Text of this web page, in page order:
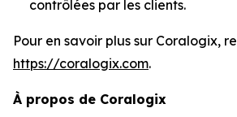
contrôlées par les clients.
Pour en savoir plus sur Coralogix,
https://coralogix.com.
À propos de Coralogix